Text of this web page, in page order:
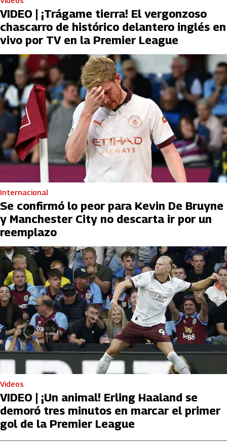
VIDEO | ¡Trágame tierra! El vergonzoso
chascarro de histórico delantero inglés en
vivo por TV en la Premier League
Internacional
Se confirmó lo peor para Kevin De Bruyne
y Manchester City no descarta ir por un
reemplazo
Videos
VIDEO | ¡Un animal! Erling Haaland se
demoró tres minutos en marcar el primer
gol de la Premier League